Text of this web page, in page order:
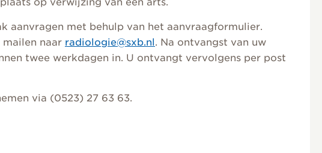
aanvragen met behulp van het aanvraagformulier.
naar radiologie@sxb.nl. Na ontvangst van uw
twee werkdagen in. U ontvangt vervolgens per post
via (0523) 27 63 63.